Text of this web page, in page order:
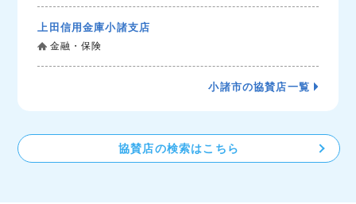
上田信用金庫小諸支店
金融・保険
小諸市の協賛店一覧
協賛店の検索はこちら